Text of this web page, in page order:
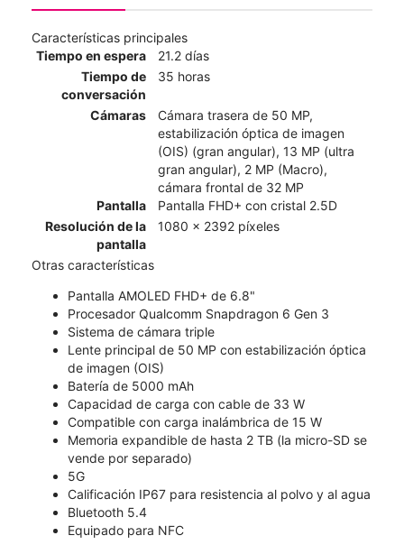
Características principales
Tiempo en espera
21.2 días
Tiempo de
conversación
35 horas
Cámaras
Cámara trasera de 50 MP,
estabilización óptica de imagen
(OIS) (gran angular), 13 MP (ultra
gran angular), 2 MP (Macro),
cámara frontal de 32 MP
Pantalla
Pantalla FHD+ con cristal 2.5D
Resolución de la
pantalla
1080 x 2392 píxeles
Otras características
Pantalla AMOLED FHD+ de 6.8"
Procesador Qualcomm Snapdragon 6 Gen 3
Sistema de cámara triple
Lente principal de 50 MP con estabilización óptica
de imagen (OIS)
Batería de 5000 mAh
Capacidad de carga con cable de 33 W
Compatible con carga inalámbrica de 15 W
Memoria expandible de hasta 2 TB (la micro-SD se
vende por separado)
5G
Calificación IP67 para resistencia al polvo y al agua
Bluetooth 5.4
Equipado para NFC